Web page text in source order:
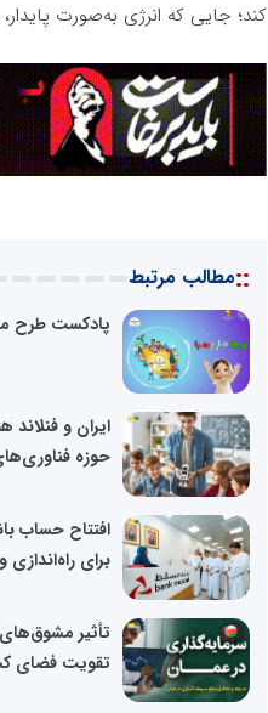
کند؛ جایی که انرژی به‌صورت
::مطالب مرتبط
پادکست طرح
ایران و
حوزه
افتتاح حساب
برای
تأثیر
تقویت فضای